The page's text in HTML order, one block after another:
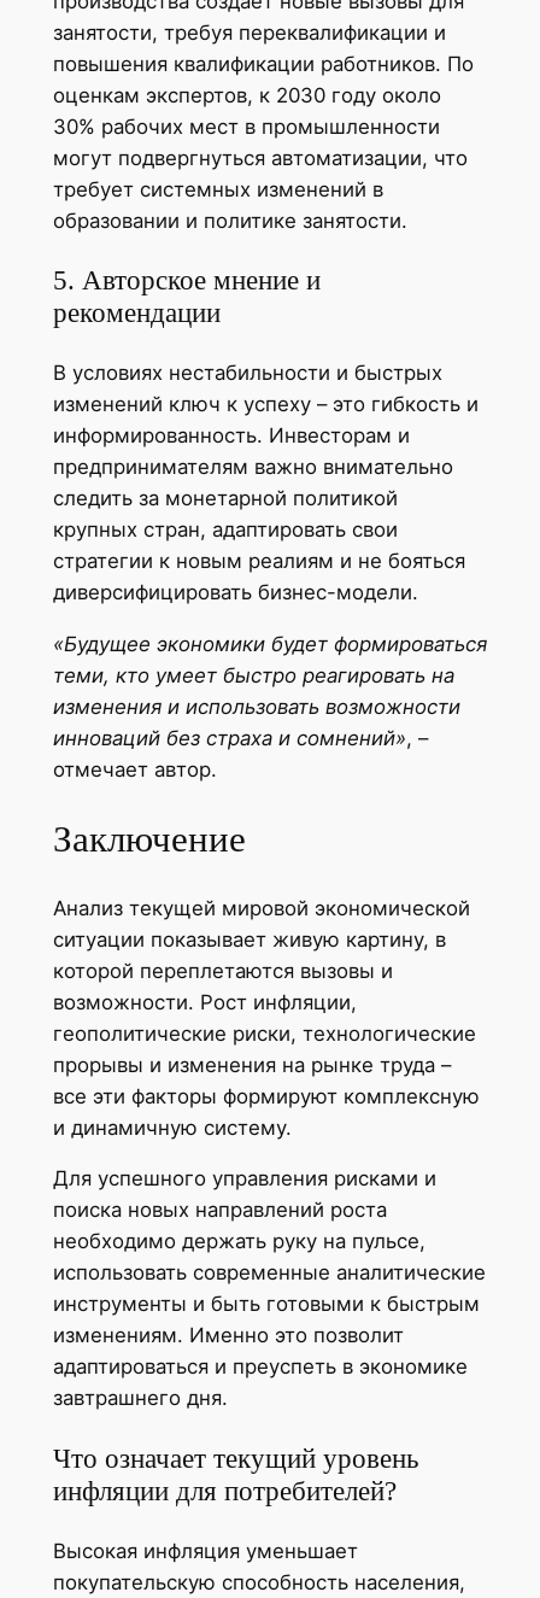
занятости, требуя переквалификации и
повышения квалификации работников. По
оценкам экспертов, к 2030 году около
30% рабочих мест в промышленности
могут подвергнуться автоматизации, что
требует системных изменений в
образовании и политике занятости.
5. Авторское мнение и
рекомендации
В условиях нестабильности и быстрых
изменений ключ к успеху – это гибкость и
информированность. Инвесторам и
предпринимателям важно внимательно
следить за монетарной политикой
крупных стран, адаптировать свои
стратегии к новым реалиям и не бояться
диверсифицировать бизнес-модели.
«Будущее экономики будет формироваться
теми, кто умеет быстро реагировать на
изменения и использовать возможности
инноваций без страха и сомнений», –
отмечает автор.
Заключение
Анализ текущей мировой экономической
ситуации показывает живую картину, в
которой переплетаются вызовы и
возможности. Рост инфляции,
геополитические риски, технологические
прорывы и изменения на рынке труда –
все эти факторы формируют комплексную
и динамичную систему.
Для успешного управления рисками и
поиска новых направлений роста
необходимо держать руку на пульсе,
использовать современные аналитические
инструменты и быть готовыми к быстрым
изменениям. Именно это позволит
адаптироваться и преуспеть в экономике
завтрашнего дня.
Что означает текущий уровень
инфляции для потребителей?
Высокая инфляция уменьшает
покупательскую способность населения,